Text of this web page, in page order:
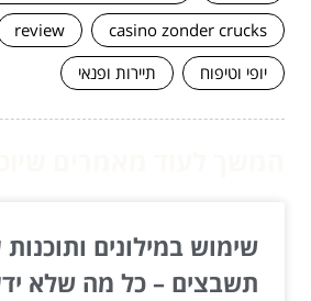
casino zonder crucks
review
יופי וטיפוח
תיירות ופנאי
שימוש במילונים
תשבצים – כל מה שלא